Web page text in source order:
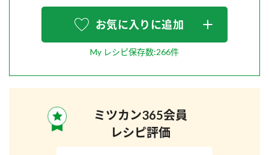
お気に入りに追加
My レシピ保存数:266件
ミツカン365会員
レシピ評価